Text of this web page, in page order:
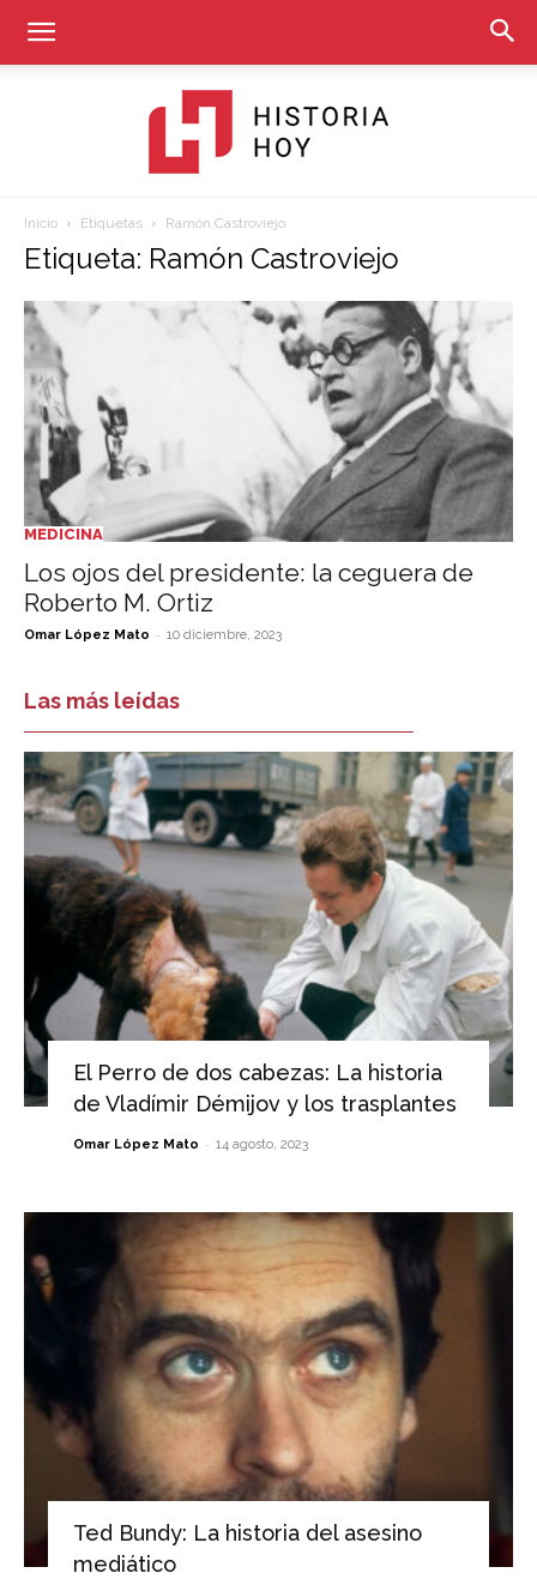
Historia
Hoy
Inicio Etiquetas Ramón Castroviejo
Etiqueta: Ramón Castroviejo
MEDICINA
Los ojos del presidente: la ceguera de
Roberto M. Ortiz
Omar López Mato - 10 diciembre, 2023
Las más leídas
El Perro de dos cabezas: La historia
de Vladímir Démijov y los trasplantes
Omar López Mato - 14 agosto, 2023
Ted Bundy: La historia del asesino
mediático